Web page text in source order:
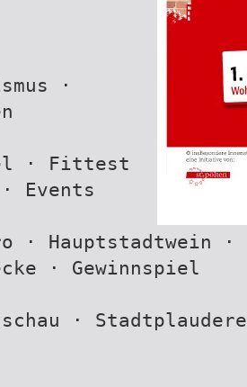
·
· Fittest
Events
· Hauptstadtwein ·
· Gewinnspiel
·